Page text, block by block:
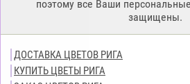
поэтому все Ваши
защищены.
ДОСТАВКА ЦВЕТОВ РИГА
КУПИТЬ ЦВЕТЫ РИГА